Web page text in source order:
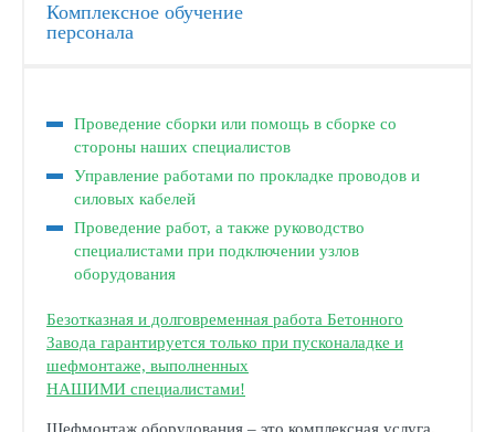
Комплексное обучение
персонала
Проведение сборки или помощь в сборке со
стороны наших специалистов
Управление работами по прокладке проводов и
силовых кабелей
Проведение работ, а также руководство
специалистами при подключении узлов
оборудования
Безотказная и долговременная работа Бетонного
Завода гарантируется только при пусконаладке и
шефмонтаже, выполненных
НАШИМИ специалистами!